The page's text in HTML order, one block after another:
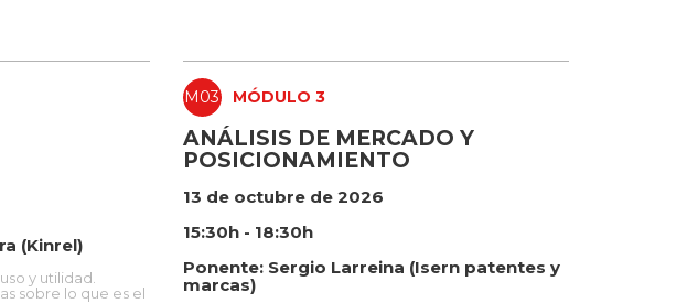
(Kinrel)
y utilidad.
sobre lo que es el
M03 MÓDULO 3
ANÁLISIS DE MERCADO Y
POSICIONAMIENTO
13 de octubre de 2026
15:30h - 18:30h
Ponente: Sergio Larreina (Isern patentes y
marcas)